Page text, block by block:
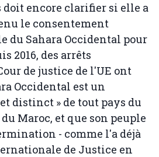
doit encore clarifier si elle a
le consentement
du Sahara Occidental pour
2016, des arrêts
de justice de l'UE ont
Occidental est un
distinct » de tout pays du
Maroc, et que son peuple
- comme l'a déjà
de Justice en